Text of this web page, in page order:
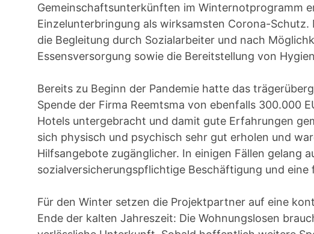
Gemeinschaftsunterkünften im Winternotprogramm
Einzelunterbringung als wirksamsten Corona-Schutz.
die Begleitung durch Sozialarbeiter und nach
Essensversorgung sowie die Bereitstellung von
Bereits zu Beginn der Pandemie hatte das
Spende der Firma Reemtsma von ebenfalls 300.000
Hotels untergebracht und damit gute Erfahrungen
sich physisch und psychisch sehr gut erholen und
Hilfsangebote zugänglicher. In einigen Fällen gelang
sozialversicherungspflichtige Beschäftigung und
Für den Winter setzen die Projektpartner auf eine
Ende der kalten Jahreszeit: Die Wohnungslosen